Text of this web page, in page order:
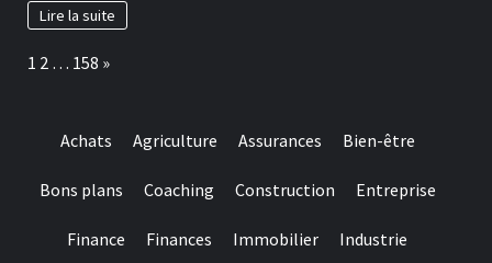
Lire la suite
Page:
1 2 … 158 Next
»
Achats Agriculture Assurances Bien-être
Bons plans Coaching Construction Entreprise
Finance Finances Immobilier Industrie